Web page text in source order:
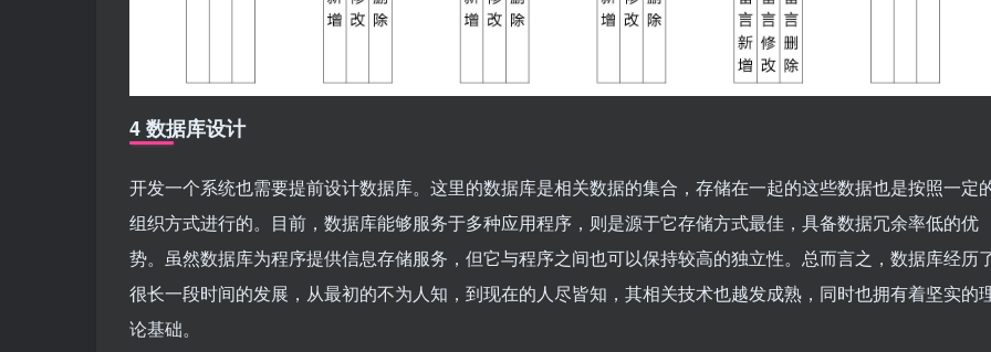
4 数据库设计
开发一个系统也需要提前设计数据库。这里的数据库是相关数据的集合，存储在一起的这些数据也是按照一定
组织方式进行的。目前，数据库能够服务于多种应用程序，则是源于它存储方式最佳，具备数据冗余率低的优
势。虽然数据库为程序提供信息存储服务，但它与程序之间也可以保持较高的独立性。总而言之，数据库经历
很长一段时间的发展，从最初的不为人知，到现在的人尽皆知，其相关技术也越发成熟，同时也拥有着坚实的
论基础。